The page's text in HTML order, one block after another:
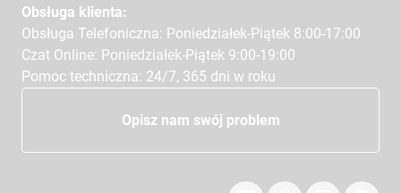
Obsługa klienta:
Obsługa Telefoniczna: Poniedziałek-Piątek 8:00-17:00
Czat Online: Poniedziałek-Piątek 9:00-19:00
Pomoc techniczna: 24/7, 365 dni w roku
Opisz nam swój problem